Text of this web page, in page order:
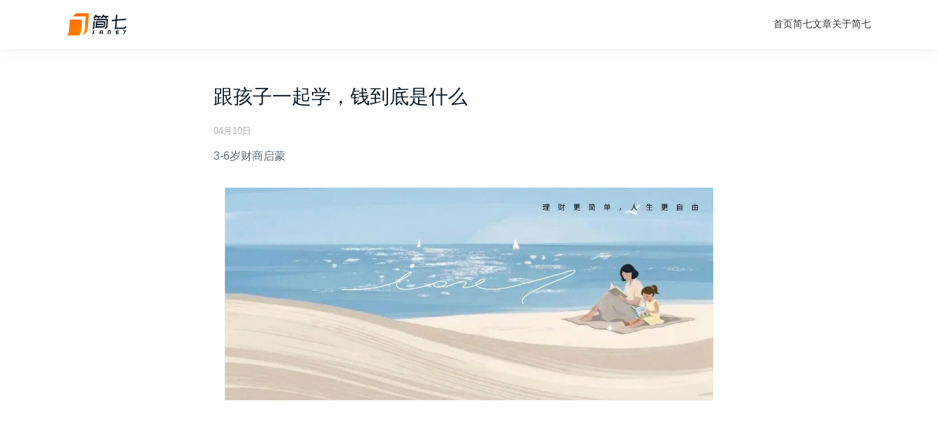
首页简七文章关于简七
跟孩子一起学，钱到底是什么
04月10日
3-6岁财商启蒙